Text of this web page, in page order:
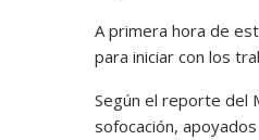
A primera hora de
para iniciar con los
Según el reporte del
sofocación,